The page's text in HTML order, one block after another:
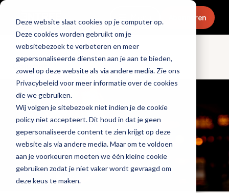
Deze website slaat cookies op je computer op.
Deze cookies worden gebruikt om je
websitebezoek te verbeteren en meer
gepersonaliseerde diensten aan je aan te bieden,
zowel op deze website als via andere media. Zie ons
Privacybeleid voor meer informatie over de cookies
die we gebruiken.
Wij volgen je sitebezoek niet indien je de cookie
policy niet accepteert. Dit houd in dat je geen
gepersonaliseerde content te zien krijgt op deze
website als via andere media. Maar om te voldoen
aan je voorkeuren moeten we één kleine cookie
gebruiken zodat je niet vaker wordt gevraagd om
deze keus te maken.
Menu Abonneren
Columns